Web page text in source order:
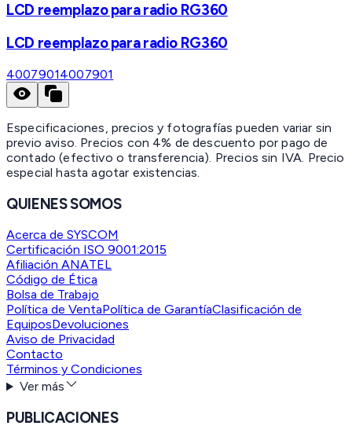
LCD reemplazo para radio RG360
LCD reemplazo para radio RG360
40079014007901
Especificaciones, precios y fotografías pueden variar sin
previo aviso. Precios con 4% de descuento por pago de
contado (efectivo o transferencia). Precios sin IVA. Precio
especial hasta agotar existencias.
QUIENES SOMOS
Acerca de SYSCOM
Certificación ISO 9001:2015
Afiliación ANATEL
Código de Ética
Bolsa de Trabajo
Política de VentaPolítica de GarantíaClasificación de
EquiposDevoluciones
Aviso de Privacidad
Contacto
Términos y Condiciones
Ver más
PUBLICACIONES